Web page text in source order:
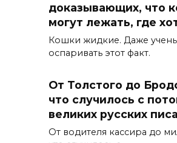
доказывающих, что
могут лежать, где
Кошки жидкие. Даже
оспаривать этот факт.
От Толстого до
что случилось с
великих русских
От водителя кассира до